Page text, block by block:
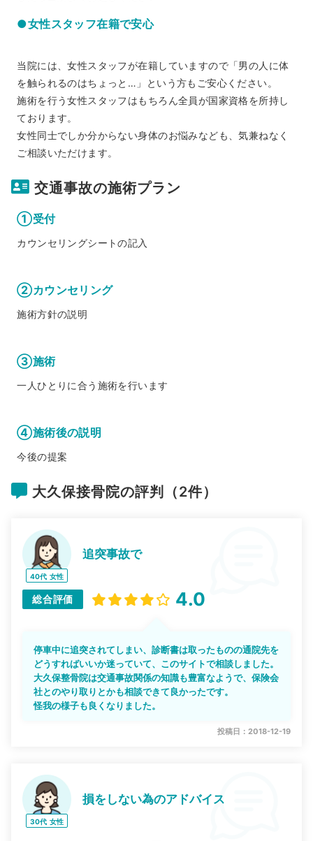
●女性スタッフ在籍で安心
当院には、女性スタッフが在籍していますので「男の人に体
を触られるのはちょっと…」という方もご安心ください。
施術を行う女性スタッフはもちろん全員が国家資格を所持し
ております。
女性同士でしか分からない身体のお悩みなども、気兼ねなく
ご相談いただけます。
交通事故の施術プラン
①受付
カウンセリングシートの記入
②カウンセリング
施術方針の説明
③施術
一人ひとりに合う施術を行います
④施術後の説明
今後の提案
大久保接骨院の評判（2件）
40代 女性
追突事故で
総合評価 4.0
停車中に追突されてしまい、診断書は取ったものの通院先を
どうすればいいか迷っていて、このサイトで相談しました。
大久保整骨院は交通事故関係の知識も豊富なようで、保険会
社とのやり取りとかも相談できて良かったです。
怪我の様子も良くなりました。
投稿日：2018-12-19
30代 女性
損をしない為のアドバイス